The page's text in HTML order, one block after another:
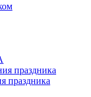
праздника
праздника